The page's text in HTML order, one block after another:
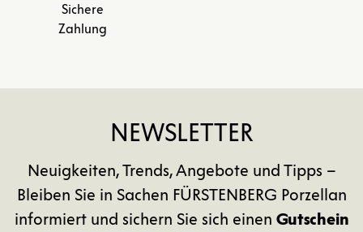
Sichere
Zahlung
NEWSLETTER
Neuigkeiten, Trends, Angebote und Tipps –
Bleiben Sie in Sachen FÜRSTENBERG Porzellan
informiert und sichern Sie sich einen Gutschein